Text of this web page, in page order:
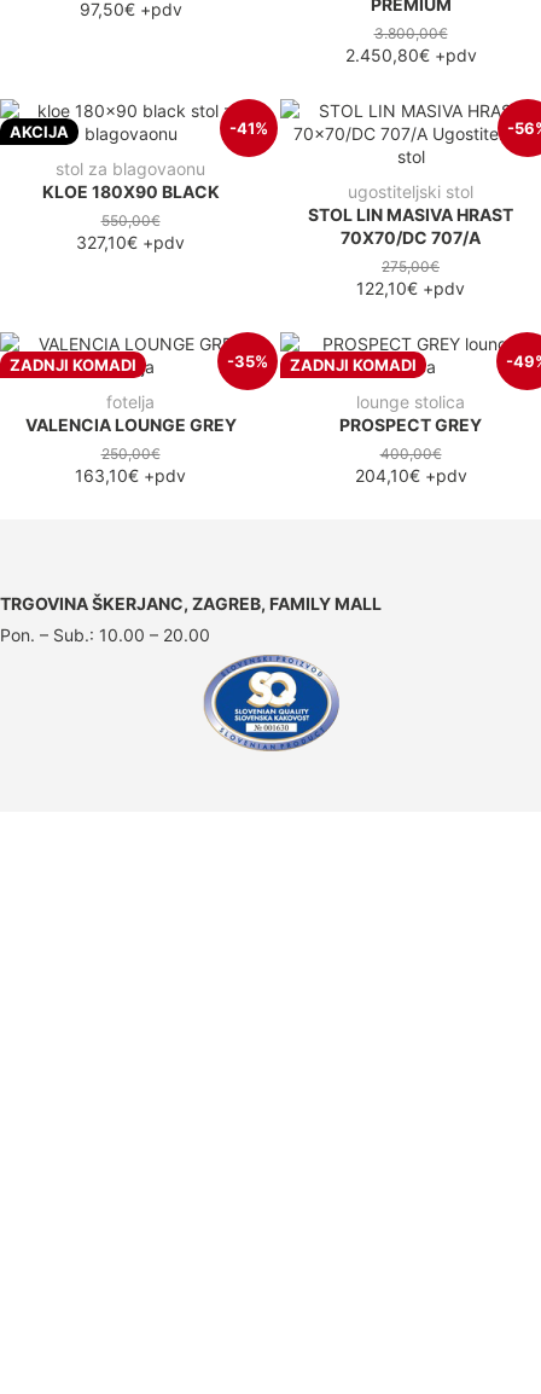
97,50€+pdv PREMIUM
3.800,00€
2.450,80€+pdv
AKCIJA -41%
stol za blagovaonu
KLOE 180X90 BLACK
550,00€
327,10€ +pdv
-
ugostiteljski stol
STOL LIN MASIVA HRAST
70X70/DC 707/A
275,00€
122,10€ +pdv
ZADNJI KOMADI -35%
fotelja
VALENCIA LOUNGE GREY
250,00€
163,10€ +pdv
ZADNJI KOMADI -
lounge stolica
PROSPECT GREY
400,00€
204,10€+pdv
TRGOVINA ŠKERJANC, ZAGREB, FAMILY MALL
Pon. – Sub.: 10.00 – 20.00